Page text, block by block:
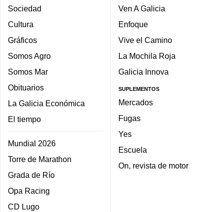
Sociedad
Cultura
Gráficos
Somos Agro
Somos Mar
Obituarios
La Galicia Económica
El tiempo
Mundial 2026
Torre de Marathon
Grada de Río
Opa Racing
CD Lugo
Ven A Galicia
Enfoque
Vive el Camino
La Mochila Roja
Galicia Innova
SUPLEMENTOS
Mercados
Fugas
Yes
Escuela
On, revista de motor